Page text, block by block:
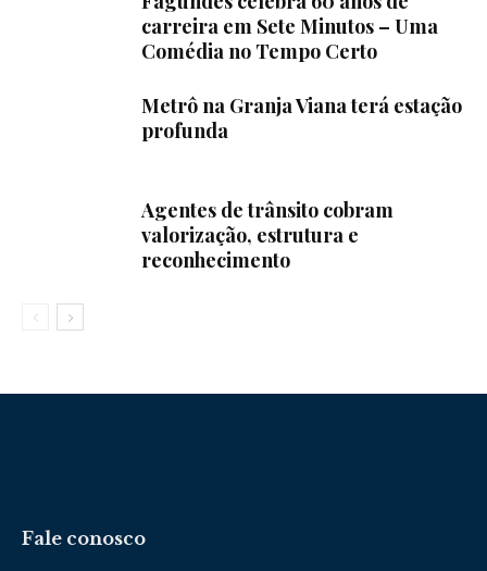
carreira em Sete Minutos – Uma
Comédia no Tempo Certo
Metrô na Granja Viana terá estação
profunda
Agentes de trânsito cobram
valorização, estrutura e
reconhecimento
Fale conosco